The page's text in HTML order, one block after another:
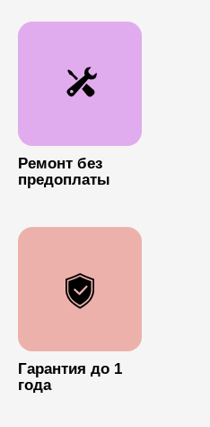
Ремонт без
предоплаты
Гарантия до 1
года